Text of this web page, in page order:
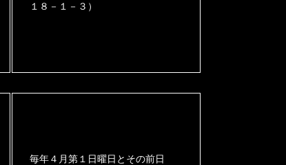
１８－１－３）
毎年４月第１日曜日とその前日